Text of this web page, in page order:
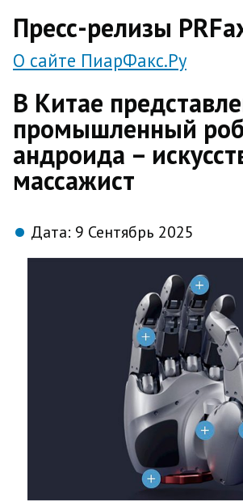
Пресс-релизы
О сайте ПиарФакс.Ру
В Китае
промышленный
андроида –
массажист
Дата: 9 Сентябрь 2025